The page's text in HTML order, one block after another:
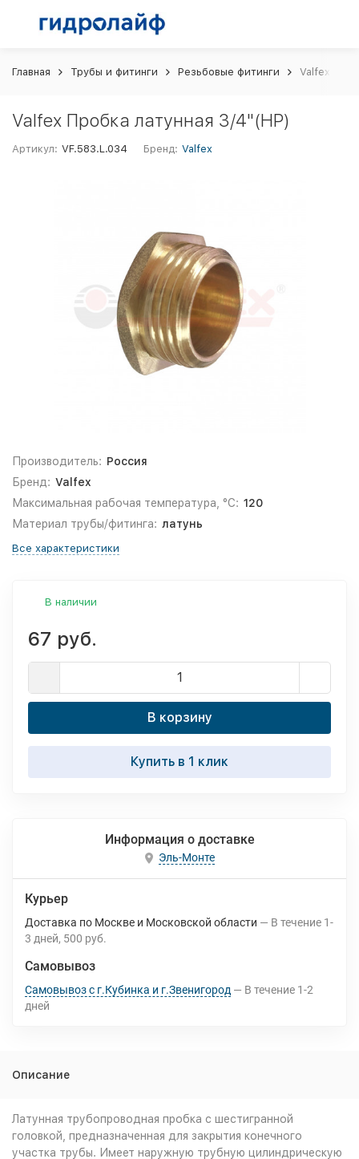
Главная Трубы и фитинги Резьбовые фитинги Valfex
Valfex Пробка латунная 3/4"(НР)
Артикул: VF.583.L.034 Бренд: Valfex
Производитель: Россия
Бренд: Valfex
Максимальная рабочая температура, °С: 120
Материал трубы/фитинга: латунь
Все характеристики
В наличии
67 руб.
В корзину
Купить в 1 клик
Информация о доставке
Эль-Монте
Курьер
Доставка по Москве и Московской области В течение 1-
3 дней 500 руб.
Самовывоз
Самовывоз с г.Кубинка и г.Звенигород В течение 1-2
дней
Описание
Латунная трубопроводная пробка с шестигранной
головкой, предназначенная для закрытия конечного
участка трубы. Имеет наружную трубную цилиндрическую